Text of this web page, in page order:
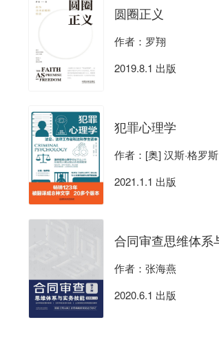
圆圈正义
作者：罗翔
2019.8.1 出版
犯罪心理学
作者：[奥] 汉斯·格罗斯
2021.1.1 出版
作者：张海燕
2020.6.1 出版